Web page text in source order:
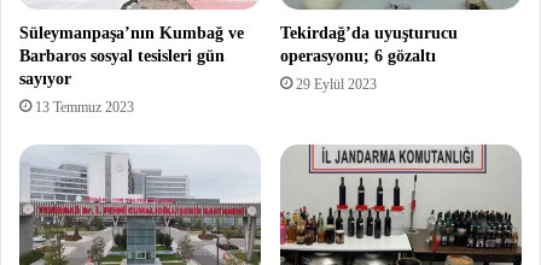
Süleymanpaşa’nın Kumbağ ve
Barbaros sosyal tesisleri gün
sayıyor
13 Temmuz 2023
Tekirdağ’da uyuşturucu
operasyonu; 6 gözaltı
29 Eylül 2023